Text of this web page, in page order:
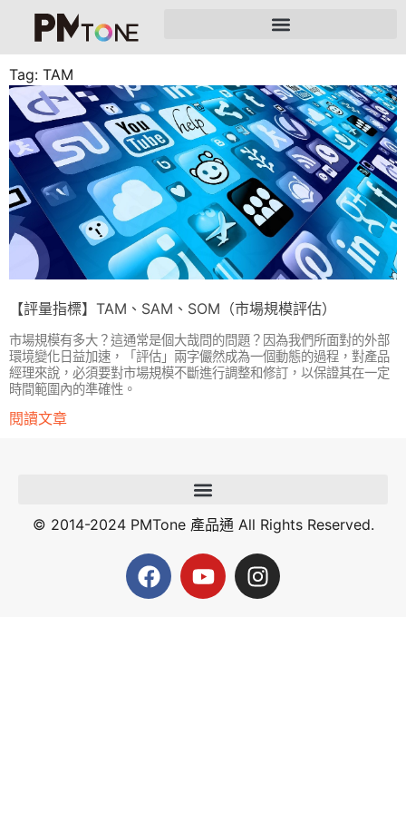
Tag: TAM
【評量指標】TAM、SAM、SOM（市場規模評估）
市場規模有多大？這通常是個大哉問的問題？因為我們所面對的外部
環境變化日益加速，「評估」兩字儼然成為一個動態的過程，對產品
經理來說，必須要對市場規模不斷進行調整和修訂，以保證其在一定
時間範圍內的準確性。
閱讀文章
© 2014-2024 PMTone 產品通 All Rights Reserved.